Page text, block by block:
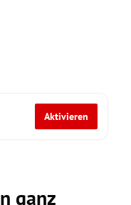
Aktivieren
ganz